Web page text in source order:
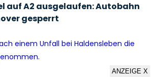
auf A2 ausgelaufen: Autobahn
gesperrt
ANZEIGE X